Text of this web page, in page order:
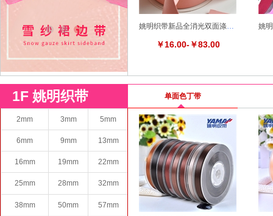
姚明织带新品全消光双面涤纶带
￥16.00-￥83.00
1F 姚明织带 单面色丁带
2mm 3mm 5mm
6mm 9mm 13mm
16mm 19mm 22mm
25mm 28mm 32mm
38mm 50mm 57mm